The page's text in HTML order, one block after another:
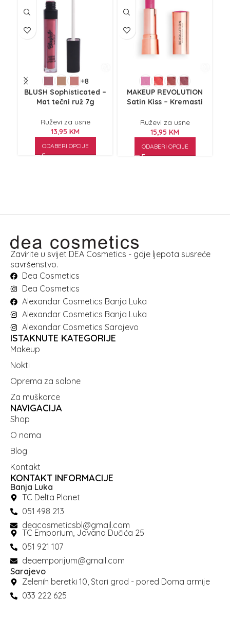
+8
BLUSH Sophisticated –
Mat tečni ruž 7g
Ruževi za usne
13,95 KM
ODABERI OPCIJE
MAKEUP REVOLUTION
Satin Kiss – Kremasti
Ruževi za usne
15,95 KM
ODABERI OPCIJE
Zavirite u svijet DEA Cosmetics - gdje ljepota susreće
savršenstvo.
Dea Cosmetics
Dea Cosmetics
Alexandar Cosmetics Banja Luka
Alexandar Cosmetics Banja Luka
Alexandar Cosmetics Sarajevo
ISTAKNUTE KATEGORIJE
Makeup
Nokti
Oprema za salone
Za muškarce
NAVIGACIJA
Shop
O nama
Blog
Kontakt
KONTAKT INFORMACIJE
Banja Luka
TC Delta Planet
051 498 213
deacosmeticsbl@gmail.com
TC Emporium, Jovana Dučića 25
051 921 107
deaemporijum@gmail.com
Sarajevo
Zelenih beretki 10, Stari grad - pored Doma armije
033 222 625